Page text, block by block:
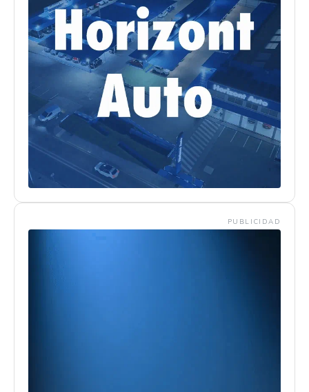
PUBLICIDAD